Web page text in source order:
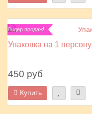
Лидер продаж!
Упаковка на 1 персону
450 руб
Купить